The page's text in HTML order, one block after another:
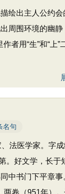
出主人公约会
周围环境的幽
者用“生”和“上
名句
法医学家。字
。好文学，长
中书门下平章
卷（951年）